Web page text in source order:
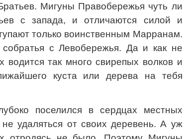
Мигуны Правобережья чуть ли
с запада, и отличаются силой и
только воинственным Марранам.
с Левобережья. Да и как не
водится так много свирепых волков и
куста или дерева на тебя
поселился в сердцах местных
удаляться от своих деревень. А уж